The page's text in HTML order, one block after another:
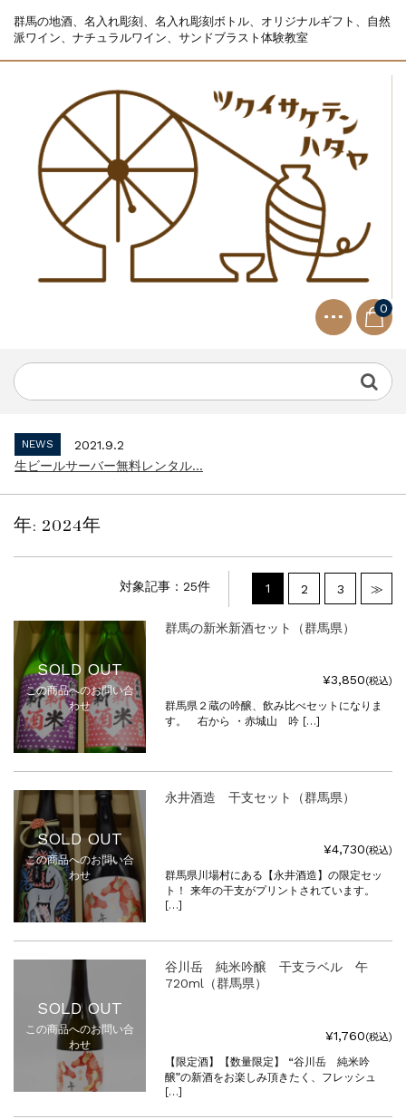
群馬の地酒、名入れ彫刻、名入れ彫刻ボトル、オリジナルギフト、自然
派ワイン、ナチュラルワイン、サンドブラスト体験教室
0
2023.10.2
インボイス制度 適格請求書発行事業者 登...
NEWS
2021.9.2
NEWS 2023.10.2
インボイス制度 適格請求書発行事業者 登...
年:2024年
1 2 3 ≫
対象記事：25件
SOLD OUT
この商品へのお問い合
わせ
群馬の新米新酒セット（群馬県）
¥3,850(税込)
群馬県２蔵の吟醸、飲み比べセットになりま
す。 右から ・赤城山 吟 […]
SOLD OUT
この商品へのお問い合
わせ
永井酒造 干支セット（群馬県）
¥4,730(税込)
群馬県川場村にある【永井酒造】の限定セッ
ト！ 来年の干支がプリントされています。
[…]
SOLD OUT
この商品へのお問い合
わせ
谷川岳 純米吟醸 干支ラベル 午
720ml（群馬県）
¥1,760(税込)
【限定酒】【数量限定】 “谷川岳 純米吟
醸”の新酒をお楽しみ頂きたく、フレッシュ
[…]